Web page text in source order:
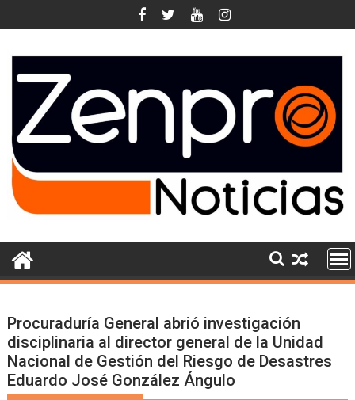
to
Procuraduría General abrió investigación
disciplinaria al director general de la Unidad
Nacional de Gestión del Riesgo de Desastres
Eduardo José González Ángulo